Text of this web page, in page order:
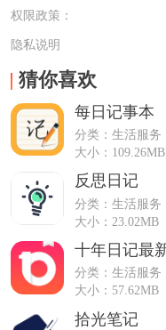
权限政策：
隐私说明
猜你喜欢
每日记事本
分类：生活服务
大小：109.26MB
反思日记
分类：生活服务
大小：23.02MB
分类：生活服务
大小：57.62MB
拾光笔记